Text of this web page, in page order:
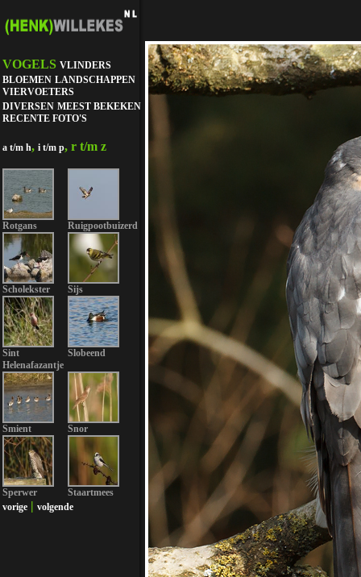
VOGELS VLINDERS
BLOEMEN LANDSCHAPPEN
VIERVOETERS
DIVERSEN MEEST BEKEKEN
RECENTE FOTO'S
a t/m h, i t/m p, r t/m z
Rotgans Ruigpootbuizerd
Scholekster Sijs
Sint
Helenafazantje
Slobeend
Smient Snor
Sperwer
Staartmees
vorige | volgende